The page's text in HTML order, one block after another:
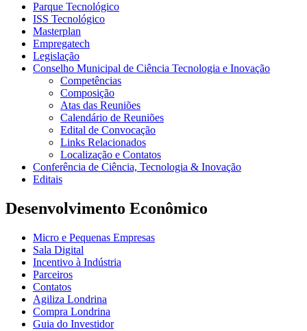
Parque Tecnológico
ISS Tecnológico
Masterplan
Empregatech
Legislação
Conselho Municipal de Ciência Tecnologia e Inovação
Competências
Composição
Atas das Reuniões
Calendário de Reuniões
Edital de Convocação
Links Relacionados
Localização e Contatos
Conferência de Ciência, Tecnologia & Inovação
Editais
Desenvolvimento Econômico
Micro e Pequenas Empresas
Sala Digital
Incentivo à Indústria
Parceiros
Contatos
Agiliza Londrina
Compra Londrina
Guia do Investidor